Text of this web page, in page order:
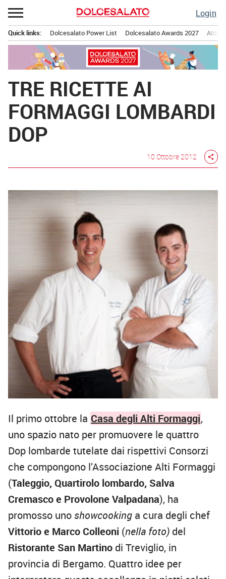
Passa
al
contenuto
Login
principale
Quick links: Dolcesalato Power List Dolcesalato Awards 2027
TRE RICETTE AI
FORMAGGI LOMBARDI
DOP
10 Ottobre 2012 share
Il primo ottobre la Casa degli Alti Formaggi,
uno spazio nato per promuovere le quattro
Dop lombarde tutelate dai rispettivi Consorzi
che compongono l’Associazione Alti Formaggi
(Taleggio, Quartirolo lombardo, Salva
Cremasco e Provolone Valpadana), ha
promosso uno showcooking a cura degli chef
Vittorio e Marco Colleoni (nella foto) del
Ristorante San Martino di Treviglio, in
provincia di Bergamo. Quattro idee per